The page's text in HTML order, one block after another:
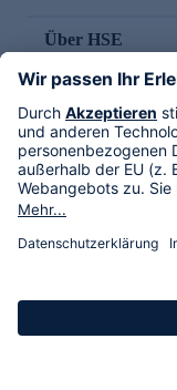
Über HSE
Im TV
HSE